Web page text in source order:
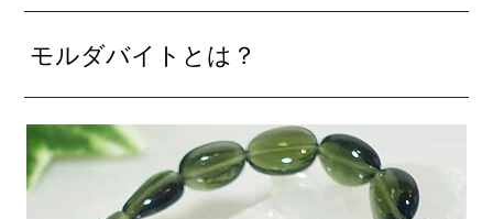
モルダバイトとは？